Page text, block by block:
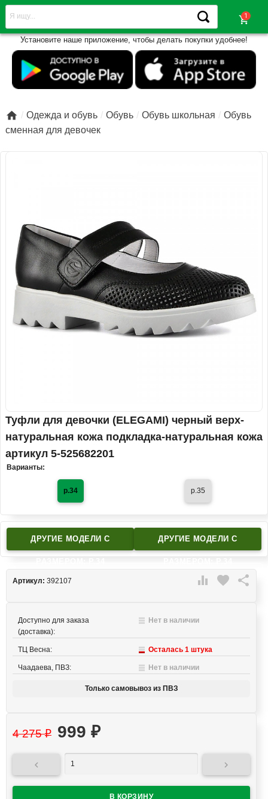
shopping_cart
Установите наше приложение, чтобы делать покупки удобнее!
 Одежда и обувь Обувь Обувь школьная
Обувь
сменная для девочек
Туфли для девочки (ELEGAMI) черный верх-
натуральная кожа подкладка-натуральная кожа
артикул 5-525682201
Варианты:
р.34 р.35
ДРУГИЕ МОДЕЛИ C ДРУГИЕ МОДЕЛИ C
 favorite 
Артикул: 392107
Доступно для заказа
(доставка):
Нет в наличии
ТЦ Весна: Осталась 1 штука
Чаадаева, ПВЗ: Нет в наличии
Только самовывоз из ПВЗ
4 275₽ 999 ₽
 